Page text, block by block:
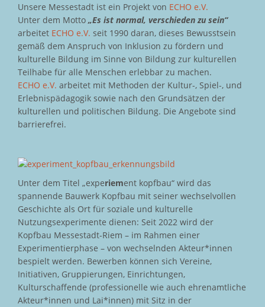
Unsere Messestadt ist ein Projekt von ECHO e.V.
Unter dem Motto „Es ist normal, verschieden zu sein“
arbeitet ECHO e.V. seit 1990 daran, dieses Bewusstsein
gemäß dem Anspruch von Inklusion zu fördern und
kulturelle Bildung im Sinne von Bildung zur kulturellen
Teilhabe für alle Menschen erlebbar zu machen.
ECHO e.V. arbeitet mit Methoden der Kultur-, Spiel-, und
Erlebnispädagogik sowie nach den Grundsätzen der
kulturellen und politischen Bildung. Die Angebote sind
barrierefrei.
Unter dem Titel „experiement kopfbau“ wird das
spannende Bauwerk Kopfbau mit seiner wechselvollen
Geschichte als Ort für soziale und kulturelle
Nutzungsexperimente dienen: Seit 2022 wird der
Kopfbau Messestadt-Riem – im Rahmen einer
Experimentierphase – von wechselnden Akteur*innen
bespielt werden. Bewerben können sich Vereine,
Initiativen, Gruppierungen, Einrichtungen,
Kulturschaffende (professionelle wie auch ehrenamtliche
Akteur*innen und Lai*innen) mit Sitz in der